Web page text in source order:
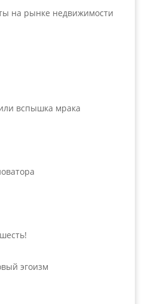
на рынке недвижимости
вспышка мрака
эгоизм